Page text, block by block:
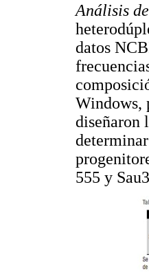
Análisis
datos
Windows,
diseñaron
555 y